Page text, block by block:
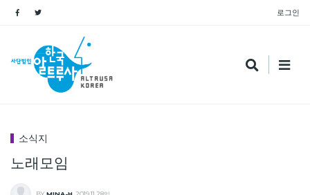
로그인
소식지
노래모임